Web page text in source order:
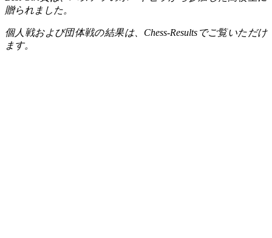
贈られました。
個人戦および団体戦の結果は、 Chess-Results でご覧いただけ
ます。